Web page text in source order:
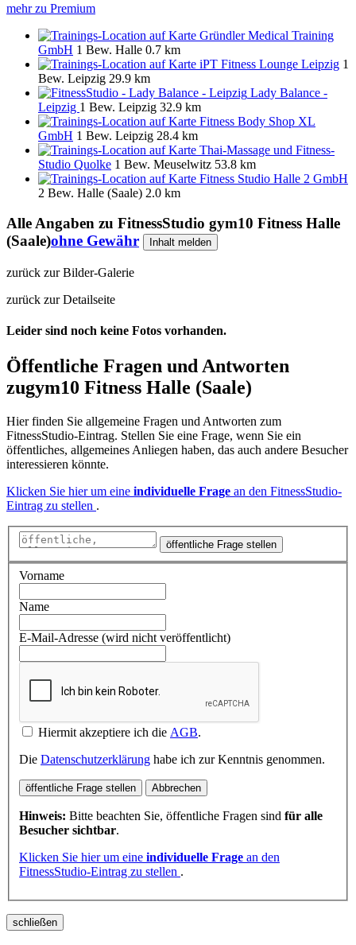
mehr zu Premium
Gründler Medical Training
GmbH 1 Bew. Halle 0.7 km
iPT Fitness Lounge Leipzig 1
Bew. Leipzig 29.9 km
Lady Balance -
Leipzig 1 Bew. Leipzig 32.9 km
Fitness Body Shop XL
GmbH 1 Bew. Leipzig 28.4 km
Thai-Massage und Fitness-
Studio Quolke 1 Bew. Meuselwitz 53.8 km
Fitness Studio Halle 2 GmbH
2 Bew. Halle (Saale) 2.0 km
Alle Angaben zu FitnessStudio gym10 Fitness Halle
(Saale)ohne Gewähr Inhalt melden
zurück zur Bilder-Galerie
zurück zur Detailseite
Leider sind noch keine Fotos vorhanden.
Öffentliche Fragen und Antworten
zugym10 Fitness Halle (Saale)
Hier finden Sie allgemeine Fragen und Antworten zum
FitnessStudio-Eintrag. Stellen Sie eine Frage, wenn Sie ein
öffentliches, allgemeines Anliegen haben, das auch andere Besucher
interessieren könnte.
Klicken Sie hier um eine individuelle Frage an den FitnessStudio-
Eintrag zu stellen .
öffentliche Frage stellen
Vorname
Name
E-Mail-Adresse (wird nicht veröffentlicht)
Hiermit akzeptiere ich die AGB.
Die Datenschutzerklärung habe ich zur Kenntnis genommen.
öffentliche Frage stellen Abbrechen
Hinweis: Bitte beachten Sie, öffentliche Fragen sind für alle
Besucher sichtbar.
Klicken Sie hier um eine individuelle Frage an den
FitnessStudio-Eintrag zu stellen .
schließen